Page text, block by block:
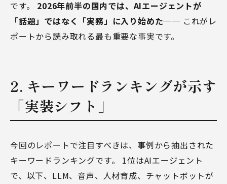
です。 2026年前半の国内では、AIエージェントが
「話題」ではなく「実務」に入り始めた── これがレ
ポートから読み取れる最も重要な事実です。
2. キーワードランキングが示す
「実装シフト」
今回のレポートで注目すべきは、事例から抽出された
キーワードランキングです。 1位はAIエージェント
で、以下、LLM、音声、人材育成、チャットボットが